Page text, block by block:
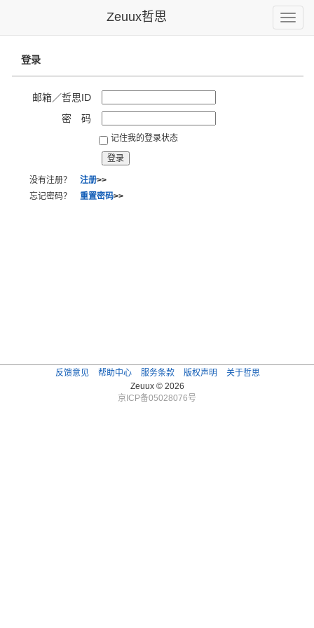
Toggle
Zeuux哲思
登录
邮箱／哲思ID
密 码
记住我的登录状态
没有注册？ 注册>>
忘记密码？ 重置密码>>
反馈意见 帮助中心 服务条款 版权声明
关于哲思
Zeuux © 2026
京ICP备05028076号